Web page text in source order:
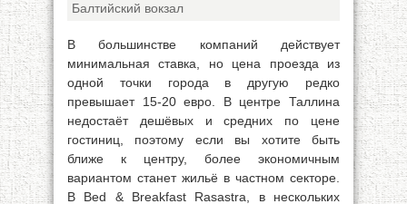
Балтийский вокзал
В большинстве компаний действует
минимальная ставка, но цена проезда из
одной точки города в другую редко
превышает 15-20 евро. В центре Таллина
недостаёт дешёвых и средних по цене
гостиниц, поэтому если вы хотите быть
ближе к центру, более экономичным
вариантом станет жильё в частном секторе.
В Bed & Breakfast Rasastra, в нескольких